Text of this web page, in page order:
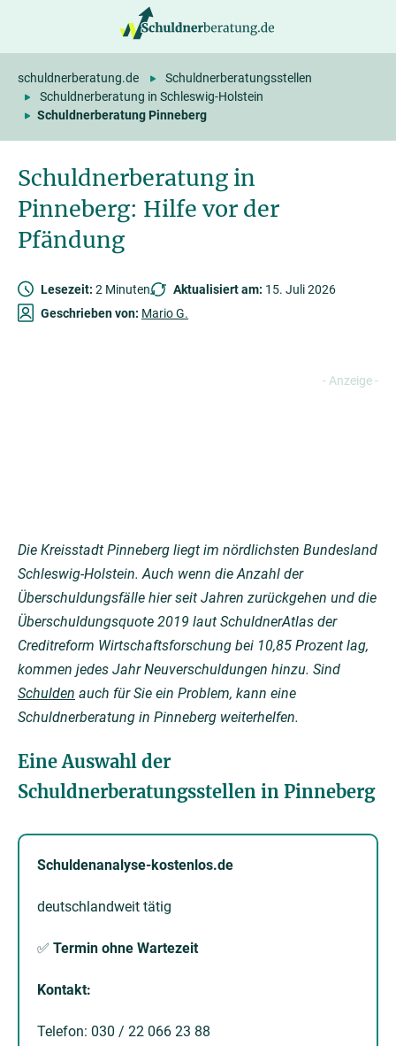
Schuldnerberatung in
Pinneberg: Hilfe vor der
Pfändung
schuldnerberatung.de
Schuldnerberatungsstellen
Schuldnerberatung in Schleswig-Holstein
Schuldnerberatung Pinneberg
Lesezeit: 2 Minuten Aktualisiert am: 15. Juli 2026
Geschrieben von: Mario G.
Die Kreisstadt Pinneberg liegt im nördlichsten Bundesland
Schleswig-Holstein. Auch wenn die Anzahl der
Überschuldungsfälle hier seit Jahren zurückgehen und die
Überschuldungsquote 2019 laut SchuldnerAtlas der
Creditreform Wirtschaftsforschung bei 10,85 Prozent lag,
kommen jedes Jahr Neuverschuldungen hinzu. Sind
Schulden auch für Sie ein Problem, kann eine
Schuldnerberatung in Pinneberg weiterhelfen.
Eine Auswahl der
Schuldnerberatungsstellen in Pinneberg
Schuldenanalyse-kostenlos.de
deutschlandweit tätig
✅ Termin ohne Wartezeit
Kontakt:
Telefon: 030 / 22 066 23 88